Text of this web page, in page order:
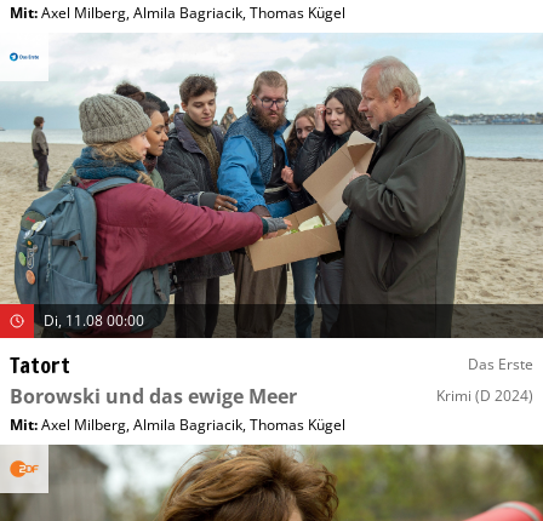
Mit:Axel Milberg,Almila Bagriacik,Thomas Kügel
Di, 11.08 00:00
Tatort Das Erste
Borowski und das ewige Meer Krimi (D 2024)
Mit:Axel Milberg,Almila Bagriacik,Thomas Kügel